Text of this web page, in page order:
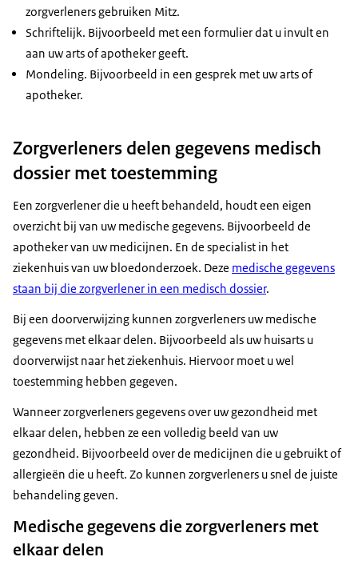
zorgverleners gebruiken Mitz.
Schriftelijk. Bijvoorbeeld met een formulier dat u invult en
aan uw arts of apotheker geeft.
Mondeling. Bijvoorbeeld in een gesprek met uw arts of
apotheker.
Zorgverleners delen gegevens medisch
dossier met toestemming
Een zorgverlener die u heeft behandeld, houdt een eigen
overzicht bij van uw medische gegevens. Bijvoorbeeld de
apotheker van uw medicijnen. En de specialist in het
ziekenhuis van uw bloedonderzoek. Deze medische gegevens
staan bij die zorgverlener in een medisch dossier.
Bij een doorverwijzing kunnen zorgverleners uw medische
gegevens met elkaar delen. Bijvoorbeeld als uw huisarts u
doorverwijst naar het ziekenhuis. Hiervoor moet u wel
toestemming hebben gegeven.
Wanneer zorgverleners gegevens over uw gezondheid met
elkaar delen, hebben ze een volledig beeld van uw
gezondheid. Bijvoorbeeld over de medicijnen die u gebruikt of
allergieën die u heeft. Zo kunnen zorgverleners u snel de juiste
behandeling geven.
Medische gegevens die zorgverleners met
elkaar delen